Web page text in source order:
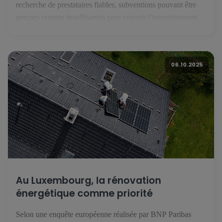
recherche de prestataires fiables, subventions pouvant être
hésitent à franchir le pas de la rénovation énergétique. Une
étude européenne réalisée par BNP Paribas avec l’institut
Toluna - […]
06.10.2025
Au Luxembourg, la rénovation
énergétique comme priorité
Selon une enquête européenne réalisée par BNP Paribas